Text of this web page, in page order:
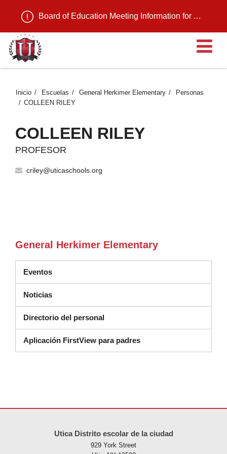
Board of Education Meeting Information for August 11, 2026
Inicio Escuelas General Herkimer Elementary
Personas
COLLEEN RILEY
COLLEEN RILEY
PROFESOR
criley@uticaschools.org
General Herkimer Elementary
Eventos
Noticias
Directorio del personal
Aplicación FirstView para padres
Utica Distrito escolar de la ciudad
929 York Street